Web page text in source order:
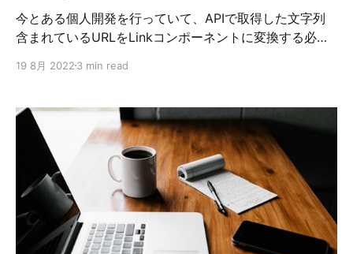
今とある個人開発を行っていて、APIで取得した文字列
含まれているURLをLinkコンポーネントに変換する必要
String.prototype.replaceを使う方法だと思うんです
るので、出来れば他の方法が良いなと思っていたところ
に、linkifyを教えてもらいました。ありがとうございま
ですが、思ったような感じでは実装できなかったので、
どうやって実装したのかを書いていきたいと思います。
yarn add linkify linkify-react Next.jsを使っているの
で、linkify-reactも利用します。 ちなみに、react-
19 8月 2022 3 min read